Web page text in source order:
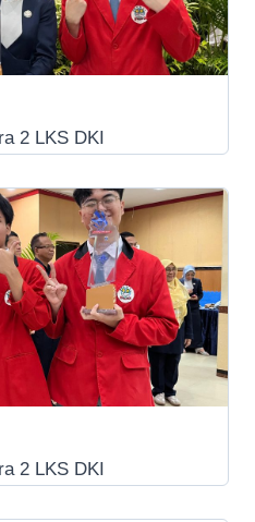
2 LKS DKI
2 LKS DKI